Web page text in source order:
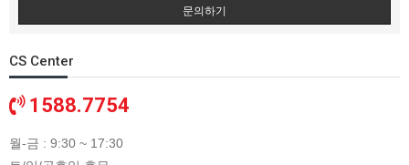
문의하기
CS Center
1588.7754
월-금 : 9:30 ~ 17:30